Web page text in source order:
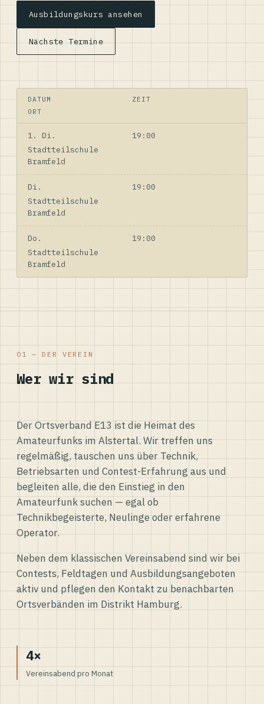
Ausbildungskurs ansehen
Nächste Termine
DATUM
ZEIT
ORT
1. Di.
19:00
Stadtteilschule
Bramfeld
Di.
19:00
Stadtteilschule
Bramfeld
Do.
19:00
Stadtteilschule
Bramfeld
01 — DER VEREIN
Wer wir sind
Der Ortsverband E13 ist die Heimat des
Amateurfunks im Alstertal. Wir treffen uns
regelmäßig, tauschen uns über Technik,
Betriebsarten und Contest-Erfahrung aus und
begleiten alle, die den Einstieg in den
Amateurfunk suchen — egal ob
Technikbegeisterte, Neulinge oder erfahrene
Operator.
Neben dem klassischen Vereinsabend sind wir bei
Contests, Feldtagen und Ausbildungsangeboten
aktiv und pflegen den Kontakt zu benachbarten
Ortsverbänden im Distrikt Hamburg.
4×
Vereinsabend pro Monat